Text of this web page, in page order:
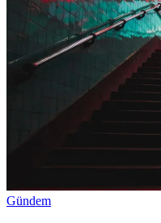
Gündem